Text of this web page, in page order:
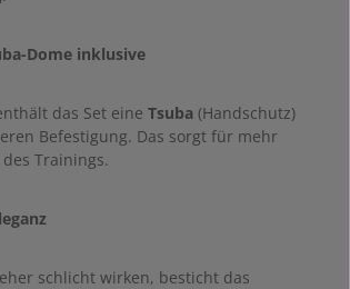
Dome inklusive
das Set eine Tsuba(Handschutz)
Befestigung. Das sorgt für mehr
Trainings.
schlicht wirken, besticht das